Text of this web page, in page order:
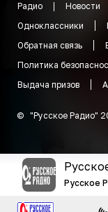
Радио Новости
Одноклассники
Обратная связь
Политика
Выдача призов
© "Русское Радио"
Русское